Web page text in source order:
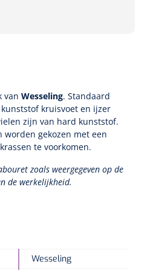
van Wesseling. Standaard
kruisvoet en ijzer
zijn van hard kunststof.
gekozen met een
te voorkomen.
zoals weergegeven op de
de werkelijkheid.
Wesseling